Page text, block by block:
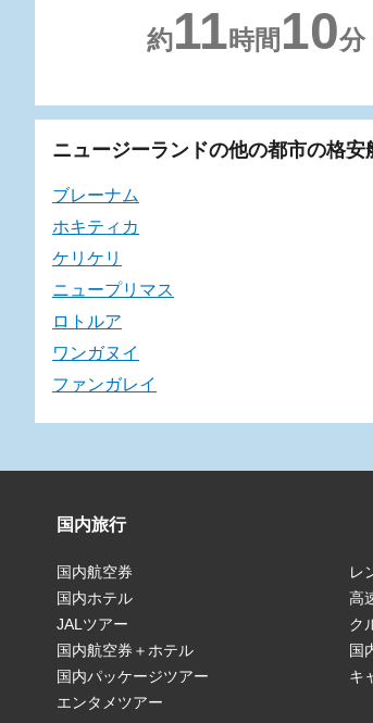
約11時間 10分
ニュージーランドの他の都市の格安
ブレーナム
ホキティカ
ケリケリ
ニュープリマス
ロトルア
ワンガヌイ
ファンガレイ
国内旅行
国内航空券
国内ホテル
JALツアー
国内航空券＋ホテル
国内パッケージツアー
エンタメツアー
レ
高
ク
国
キ